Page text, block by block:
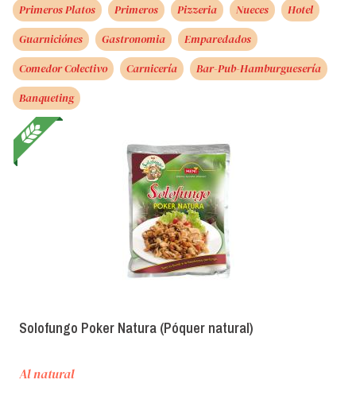
Primeros Platos
Primeros Pizzeria Nueces
Hotel
Guarniciónes
Gastronomia
Emparedados
Comedor Colectivo
Carnicería
Bar-Pub-Hamburguesería
Banqueting
Solofungo Poker Natura (Póquer natural)
Al natural